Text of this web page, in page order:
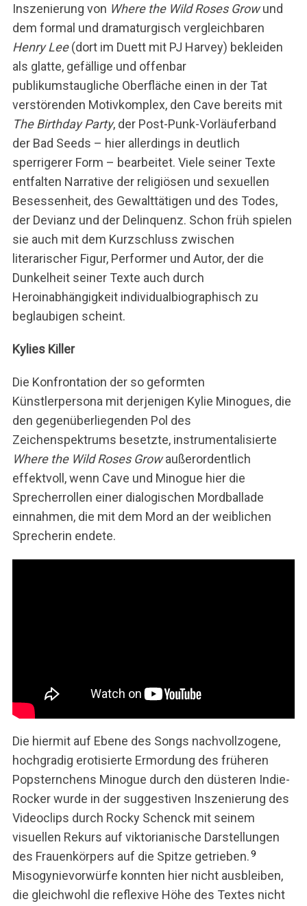
Inszenierung von Where the Wild Roses Growund
dem formal und dramaturgisch vergleichbaren
Henry Lee(dort im Duett mit PJ Harvey) bekleiden
als glatte, gefällige und offenbar
publikumstaugliche Oberfläche einen in der Tat
verstörenden Motivkomplex, den Cave bereits mit
The Birthday Party, der Post-Punk-Vorläuferband
der Bad Seeds – hier allerdings in deutlich
sperrigerer Form – bearbeitet. Viele seiner Texte
entfalten Narrative der religiösen und sexuellen
Besessenheit, des Gewalttätigen und des Todes,
der Devianz und der Delinquenz. Schon früh spielen
sie auch mit dem Kurzschluss zwischen
literarischer Figur, Performer und Autor, der die
Dunkelheit seiner Texte auch durch
Heroinabhängigkeit individualbiographisch zu
beglaubigen scheint.
Kylies Killer
Die Konfrontation der so geformten
Künstlerpersona mit derjenigen Kylie Minogues, die
den gegenüberliegenden Pol des
Zeichenspektrums besetzte, instrumentalisierte
Where the Wild Roses Growaußerordentlich
effektvoll, wenn Cave und Minogue hier die
Sprecherrollen einer dialogischen Mordballade
einnahmen, die mit dem Mord an der weiblichen
Sprecherin endete.
Die hiermit auf Ebene des Songs nachvollzogene,
hochgradig erotisierte Ermordung des früheren
Popsternchens Minogue durch den düsteren Indie-
Rocker wurde in der suggestiven Inszenierung des
Videoclips durch Rocky Schenck mit seinem
visuellen Rekurs auf viktorianische Darstellungen
des Frauenkörpers auf die Spitze getrieben.9
Misogynievorwürfe konnten hier nicht ausbleiben,
die gleichwohl die reflexive Höhe des Textes nicht